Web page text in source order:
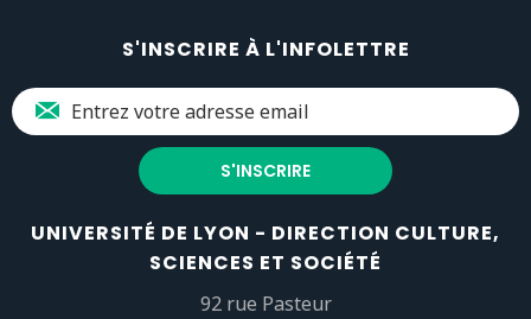
S'INSCRIRE À L'INFOLETTRE
UNIVERSITÉ DE LYON - DIRECTION CULTURE,
SCIENCES ET SOCIÉTÉ
92 rue Pasteur